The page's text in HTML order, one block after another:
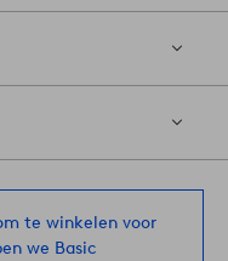
te winkelen voor
we Basic